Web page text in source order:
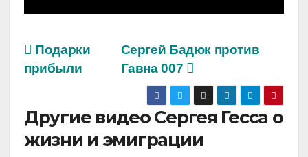
Сергей Бадюк против
Гавна 007
Подарки
прибыли
Другие видео Сергея Гесса о
жизни и эмиграции